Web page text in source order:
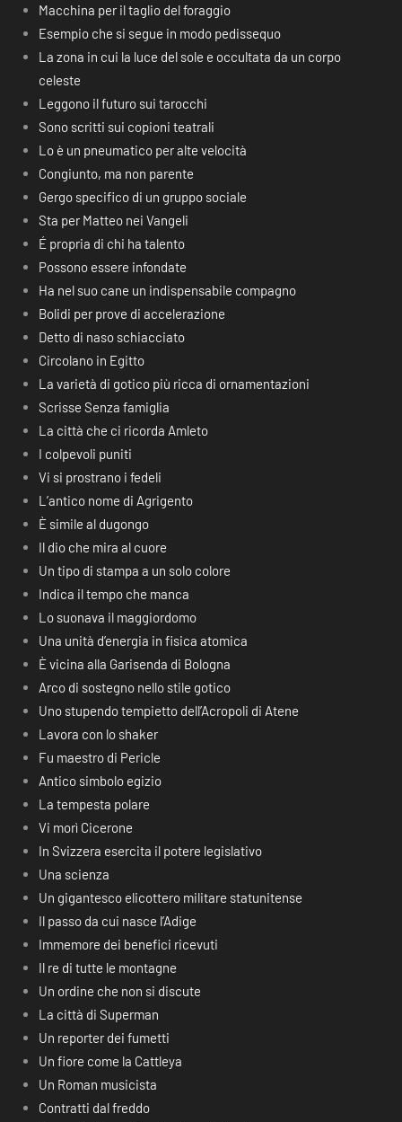
Macchina per il taglio del foraggio
Esempio che si segue in modo pedissequo
La zona in cui la luce del sole e occultata da un corpo
celeste
Leggono il futuro sui tarocchi
Sono scritti sui copioni teatrali
Lo è un pneumatico per alte velocità
Congiunto, ma non parente
Gergo specifico di un gruppo sociale
Sta per Matteo nei Vangeli
É propria di chi ha talento
Possono essere infondate
Ha nel suo cane un indispensabile compagno
Bolidi per prove di accelerazione
Detto di naso schiacciato
Circolano in Egitto
La varietà di gotico più ricca di ornamentazioni
Scrisse Senza famiglia
La città che ci ricorda Amleto
I colpevoli puniti
Vi si prostrano i fedeli
L’antico nome di Agrigento
È simile al dugongo
Il dio che mira al cuore
Un tipo di stampa a un solo colore
Indica il tempo che manca
Lo suonava il maggiordomo
Una unità d’energia in fisica atomica
È vicina alla Garisenda di Bologna
Arco di sostegno nello stile gotico
Uno stupendo tempietto dell’Acropoli di Atene
Lavora con lo shaker
Fu maestro di Pericle
Antico simbolo egizio
La tempesta polare
Vi morì Cicerone
In Svizzera esercita il potere legislativo
Una scienza
Un gigantesco elicottero militare statunitense
Il passo da cui nasce l’Adige
Immemore dei benefici ricevuti
Il re di tutte le montagne
Un ordine che non si discute
La città di Superman
Un reporter dei fumetti
Un fiore come la Cattleya
Un Roman musicista
Contratti dal freddo